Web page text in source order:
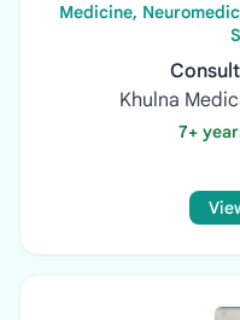
Medicine,
Khulna
7+